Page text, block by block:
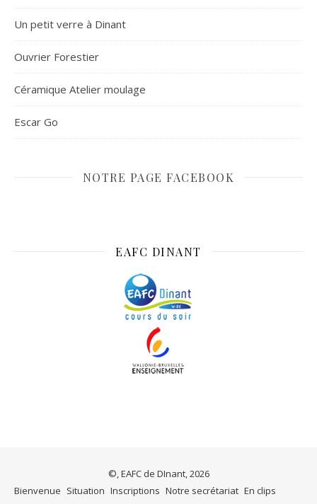
Un petit verre à Dinant
Ouvrier Forestier
Céramique Atelier moulage
Escar Go
NOTRE PAGE FACEBOOK
EAFC DINANT
©, EAFC de DInant, 2026
Bienvenue Situation Inscriptions Notre secrétariat En clips